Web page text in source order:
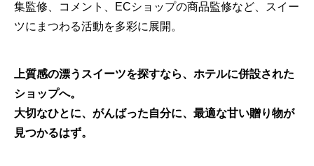
集監修、コメント、ECショップの商品監修など、スイー
ツにまつわる活動を多彩に展開。
上質感の漂うスイーツを探すなら、ホテルに併設された
ショップへ。
大切なひとに、がんばった自分に、最適な甘い贈り物が
見つかるはず。